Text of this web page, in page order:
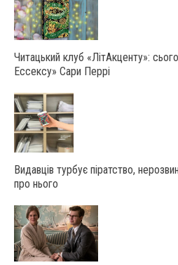
Читацький клуб «ЛітАкценту»:
Ессексу» Сари Перрі
Видавців турбує піратство,
про нього